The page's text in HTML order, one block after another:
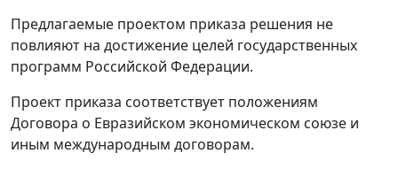
Предлагаемые проектом приказа решения не
повлияют на достижение целей государственных
программ Российской Федерации.
Проект приказа соответствует положениям
Договора о Евразийском экономическом союзе и
иным международным договорам.